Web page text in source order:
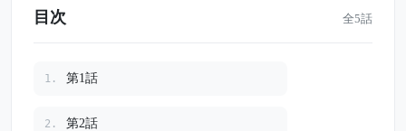
目次 全5話
1. 第1話
2. 第2話